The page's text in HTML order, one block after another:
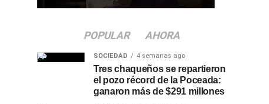
POPULAR AHORA
SOCIEDAD 4 semanas ago
Tres chaqueños se repartieron
el pozo récord de la Poceada:
ganaron más de $291 millones